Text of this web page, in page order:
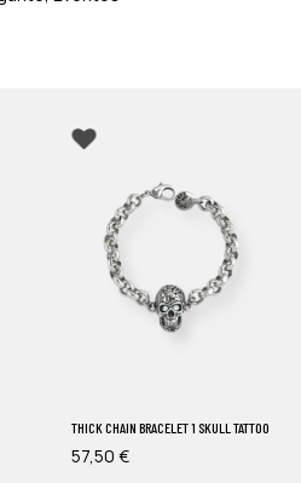
THICK CHAIN BRACELET 1 SKULL TATTOO
57,50 €